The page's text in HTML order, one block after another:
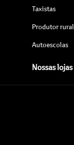
Taxistas
Produtor rural
Autoescolas
Nossas lojas